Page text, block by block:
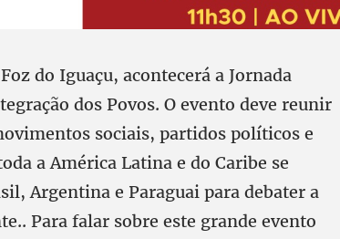
do Iguaçu, acontecerá a Jornada
dos Povos. O evento deve reunir
sociais, partidos políticos e
a América Latina e do Caribe se
Argentina e Paraguai para debater a
Para falar sobre este grande evento